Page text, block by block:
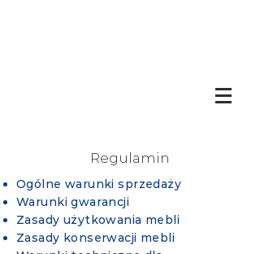
Regulamin
Ogólne warunki sprzedaży
Warunki gwarancji
Zasady użytkowania mebli
Zasady konserwacji mebli